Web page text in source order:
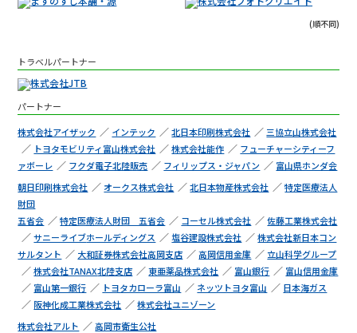
(順不同)
トラベルパートナー
パートナー
株式会社アイザック
インテック 北日本印刷株式会社
三協立山株式会社
トヨタモビリティ富山株式会社 株式会社能作 フューチャーシティーフ
ァボーレ
フクダ電子北陸販売 フィリップス・ジャパン
富山県ホンダ会
朝日印刷株式会社
オークス株式会社 北日本物産株式会社
特定医療法人
財団
五省会
特定医療法人財団 五省会 コーセル株式会社
佐藤工業株式会社
サニーライブホールディングス 塩谷建設株式会社 株式会社新日本コン
サルタント
大和証券株式会社高岡支店 高岡信用金庫
立山科学グループ
株式会社TANAX北陸支店 東亜薬品株式会社 富山銀行
富山信用金庫
富山第一銀行
トヨタカローラ富山 ネッツトヨタ富山
日本海ガス
阪神化成工業株式会社
株式会社ユニゾーン
株式会社アルト
高岡市衛生公社